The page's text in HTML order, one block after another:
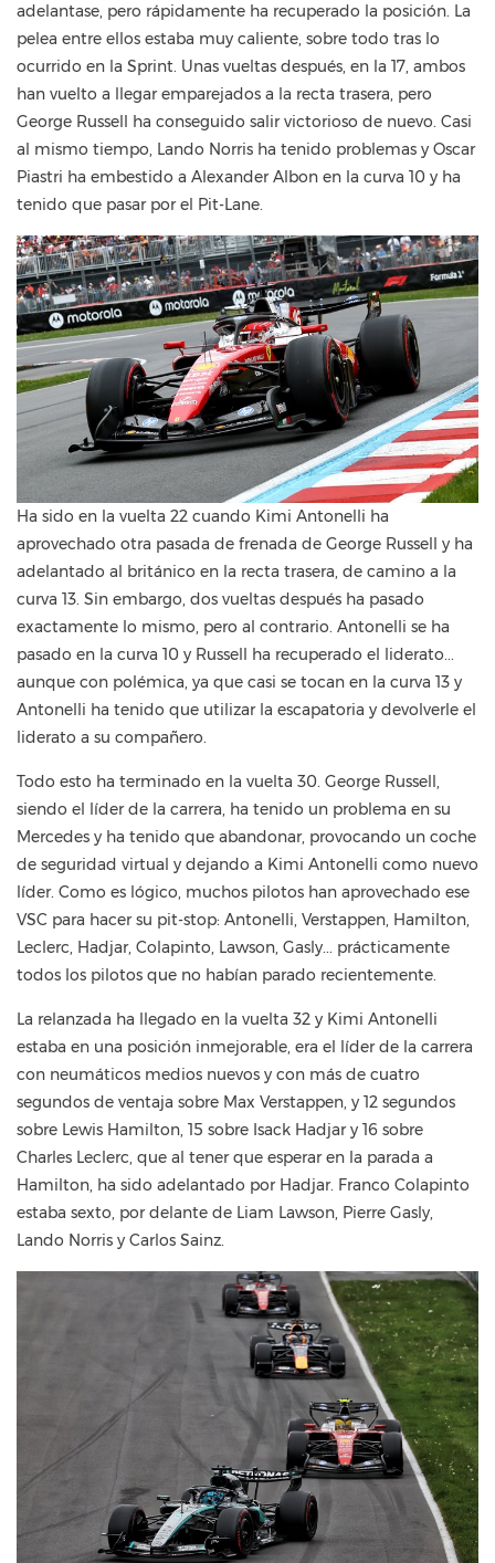
adelantase, pero rápidamente ha recuperado la posición. La
pelea entre ellos estaba muy caliente, sobre todo tras lo
ocurrido en la Sprint. Unas vueltas después, en la 17, ambos
han vuelto a llegar emparejados a la recta trasera, pero
George Russell ha conseguido salir victorioso de nuevo. Casi
al mismo tiempo, Lando Norris ha tenido problemas y Oscar
Piastri ha embestido a Alexander Albon en la curva 10 y ha
tenido que pasar por el Pit-Lane.
Ha sido en la vuelta 22 cuando Kimi Antonelli ha
aprovechado otra pasada de frenada de George Russell y ha
adelantado al británico en la recta trasera, de camino a la
curva 13. Sin embargo, dos vueltas después ha pasado
exactamente lo mismo, pero al contrario. Antonelli se ha
pasado en la curva 10 y Russell ha recuperado el liderato...
aunque con polémica, ya que casi se tocan en la curva 13 y
Antonelli ha tenido que utilizar la escapatoria y devolverle el
liderato a su compañero.
Todo esto ha terminado en la vuelta 30. George Russell,
siendo el líder de la carrera, ha tenido un problema en su
Mercedes y ha tenido que abandonar, provocando un coche
de seguridad virtual y dejando a Kimi Antonelli como nuevo
líder. Como es lógico, muchos pilotos han aprovechado ese
VSC para hacer su pit-stop: Antonelli, Verstappen, Hamilton,
Leclerc, Hadjar, Colapinto, Lawson, Gasly... prácticamente
todos los pilotos que no habían parado recientemente.
La relanzada ha llegado en la vuelta 32 y Kimi Antonelli
estaba en una posición inmejorable, era el líder de la carrera
con neumáticos medios nuevos y con más de cuatro
segundos de ventaja sobre Max Verstappen, y 12 segundos
sobre Lewis Hamilton, 15 sobre Isack Hadjar y 16 sobre
Charles Leclerc, que al tener que esperar en la parada a
Hamilton, ha sido adelantado por Hadjar. Franco Colapinto
estaba sexto, por delante de Liam Lawson, Pierre Gasly,
Lando Norris y Carlos Sainz.